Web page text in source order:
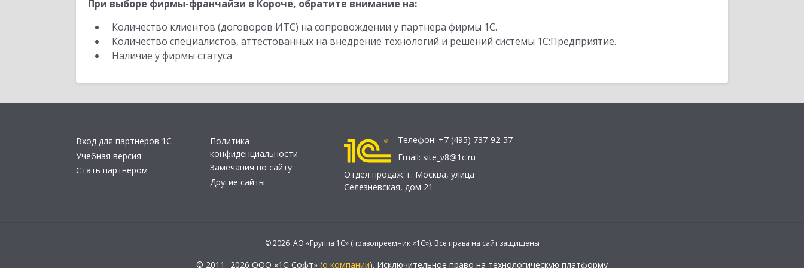
При выборе фирмы-франчайзи в Короче, обратите внимание на:
Количество клиентов (договоров ИТС) на сопровождении у партнера фирмы 1С.
Количество специалистов, аттестованных на внедрение технологий и решений системы 1С:Предприятие.
Наличие у фирмы статуса
Вход для партнеров 1С
Учебная версия
Стать партнером
Политика
конфиденциальности
Замечания по сайту
Другие сайты
Телефон: +7 (495) 737-92-57
Email: site_v8@1c.ru
Отдел продаж: г. Москва, улица
Селезнёвская, дом 21
© 2026 АО «Группа 1С» (правопреемник «1С»). Все права на сайт защищены
© 2011- 2026 ООО «1С-Софт» (о компании). Исключительное право на технологическую платформу